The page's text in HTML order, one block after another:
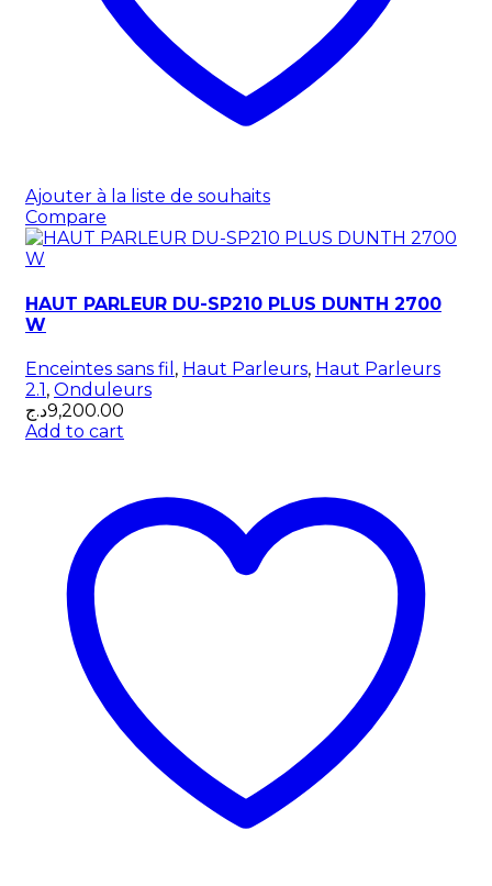
Ajouter à la liste de souhaits
Compare
HAUT PARLEUR DU-SP210 PLUS DUNTH 2700
W
Enceintes sans fil , Haut Parleurs, Haut Parleurs
2.1, Onduleurs
9,200.00د.ج
Add to cart